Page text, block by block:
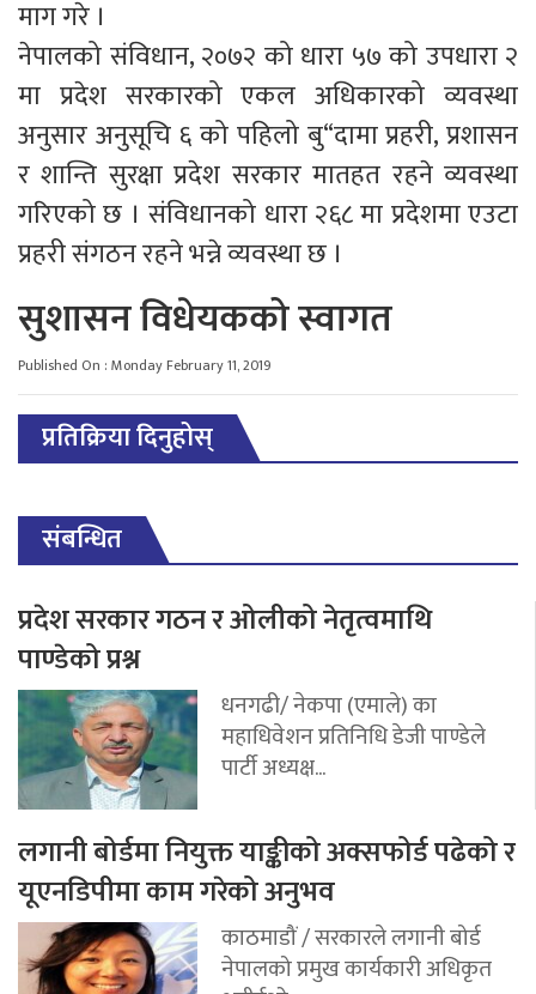
माग गरे ।
नेपालको संविधान, २०७२ को धारा ५७ को उपधारा २
मा प्रदेश सरकारको एकल अधिकारको व्यवस्था
अनुसार अनुसूचि ६ को पहिलो बु“दामा प्रहरी, प्रशासन
र शान्ति सुरक्षा प्रदेश सरकार मातहत रहने व्यवस्था
गरिएको छ । संविधानको धारा २६८ मा प्रदेशमा एउटा
प्रहरी संगठन रहने भन्ने व्यवस्था छ ।
सुशासन विधेयकको स्वागत
Published On : Monday February 11, 2019
प्रतिक्रिया दिनुहोस्
संबन्धित
प्रदेश सरकार गठन र ओलीको नेतृत्वमाथि
पाण्डेको प्रश्न
धनगढी/ नेकपा (एमाले) का
महाधिवेशन प्रतिनिधि डेजी पाण्डेले
पार्टी अध्यक्ष...
लगानी बोर्डमा नियुक्त याङ्कीको अक्सफोर्ड पढेको र
यूएनडिपीमा काम गरेको अनुभव
काठमाडौं / सरकारले लगानी बोर्ड
नेपालको प्रमुख कार्यकारी अधिकृत